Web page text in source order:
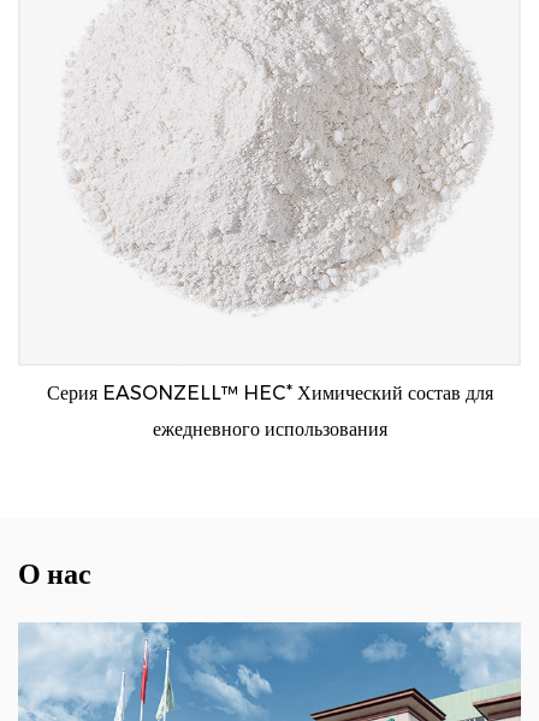
Серия EASONZELL™ HEC* Химический состав для
ежедневного использования
О нас